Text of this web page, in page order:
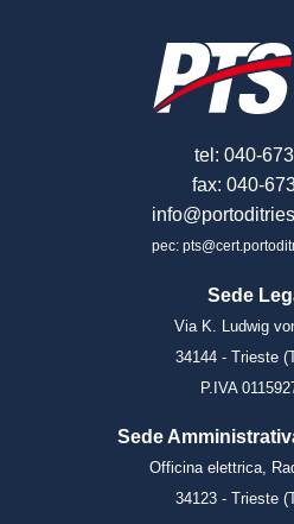
tel: 040-
fax: 040-
pec:
Sede
Via K. Ludwig
34144 - Trieste
P.IVA
Sede
Officina elettrica,
34123 - Trieste